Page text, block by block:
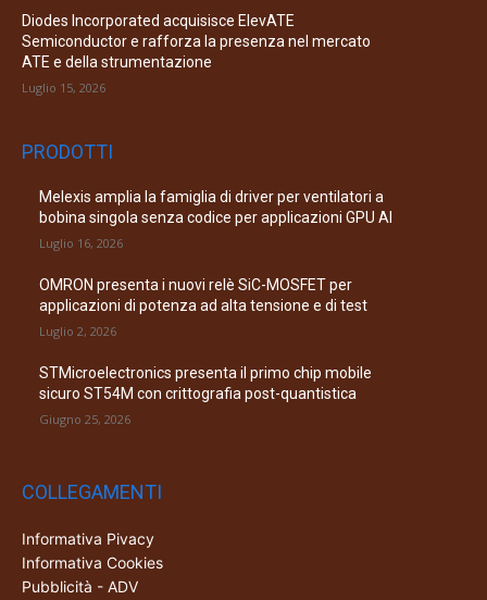
Diodes Incorporated acquisisce ElevATE
Semiconductor e rafforza la presenza nel mercato
ATE e della strumentazione
Luglio 15, 2026
PRODOTTI
Melexis amplia la famiglia di driver per ventilatori a
bobina singola senza codice per applicazioni GPU AI
Luglio 16, 2026
OMRON presenta i nuovi relè SiC-MOSFET per
applicazioni di potenza ad alta tensione e di test
Luglio 2, 2026
STMicroelectronics presenta il primo chip mobile
sicuro ST54M con crittografia post-quantistica
Giugno 25, 2026
COLLEGAMENTI
Informativa Pivacy
Informativa Cookies
Pubblicità - ADV